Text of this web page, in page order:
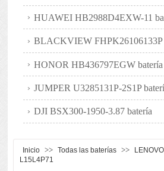
HUAWEI HB2988D4EXW-11
BLACKVIEW FHPK26106133P
HONOR HB436797EGW batería
JUMPER U3285131P-2S1P
DJI BSX300-1950-3.87 batería
Inicio >> Todas las baterías >> LENOVO
L15L4P71